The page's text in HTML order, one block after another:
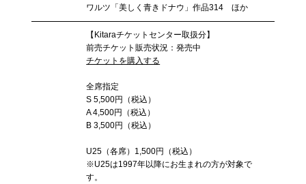
ワルツ「美しく青きドナウ」作品314 ほか
【Kitaraチケットセンター取扱分】
前売チケット販売状況：発売中
チケットを購入する
全席指定
S 5,500円（税込）
A 4,500円（税込）
B 3,500円（税込）
U25（各席）1,500円（税込）
※U25は1997年以降にお生まれの方が対象で
す。